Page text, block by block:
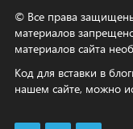
© Все права
материалов
материалов сайта
Код для вставки в
нашем сайте, можно